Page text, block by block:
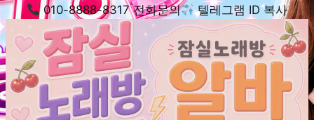
010-8888-8317 전화문의
텔레그램 ID 복사